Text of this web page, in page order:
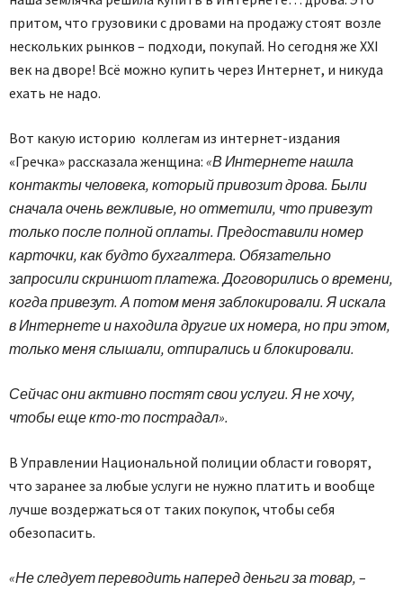
притом, что грузовики с дровами на продажу стоят возле
нескольких рынков – подходи, покупай. Но сегодня же ХХІ
век на дворе! Всё можно купить через Интернет, и никуда
ехать не надо.
Вот какую историю коллегам из интернет-издания
«Гречка» рассказала женщина: «В Интернете нашла
контакты человека, который приво­зит дрова. Были
сначала очень вежливые, но отметили, что привезут
только после полной оплаты. Предоставили номер
карточки, как будто бухгалтера. Обязательно
запросили скриншот платежа. Договорились о времени,
когда привезут. А потом меня заблокировали. Я искала
в Интернете и находила другие их номера, но при этом,
только меня слышали, отпирались и блокировали.
Сейчас они активно постят свои услуги. Я не хочу,
чтобы еще кто-то пострадал».
В Управлении Национальной полиции области говорят,
что заранее за любые услуги не нужно платить и вообще
лучше воздержаться от таких покупок, чтобы себя
обезопасить.
«Не следует переводить наперед деньги за товар, –